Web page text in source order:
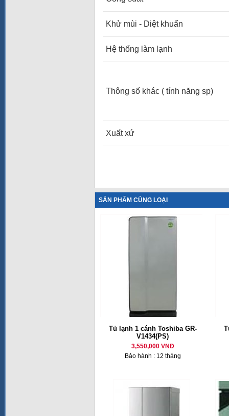
Khử mùi - Diệt khuẩn
Hệ thống làm lạnh
Thông số khác ( tính năng sp)
Xuất xứ
SẢN PHẨM CÙNG LOẠI
Tủ lạnh 1 cánh Toshiba GR-
V1434(PS)
3,550,000 VNĐ
Bảo hành : 12 tháng